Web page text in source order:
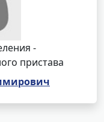
-
пристава